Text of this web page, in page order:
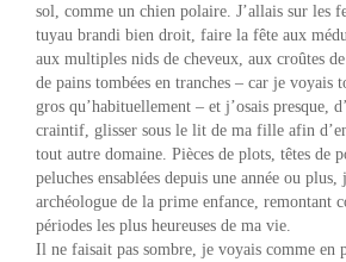
sol, comme un chien polaire. J’allais sur les
tuyau brandi bien droit, faire la fête aux
aux multiples nids de cheveux, aux croûtes
de pains tombées en tranches – car je voyais
gros qu’habituellement – et j’osais presque,
craintif, glisser sous le lit de ma fille afin
tout autre domaine. Pièces de plots, têtes de
peluches ensablées depuis une année ou plus,
archéologue de la prime enfance, remontant
périodes les plus heureuses de ma vie.
Il ne faisait pas sombre, je voyais comme en